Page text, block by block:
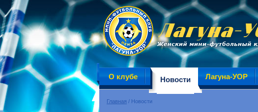
О клубе Новости Лагуна-УОР
Главная / Новости